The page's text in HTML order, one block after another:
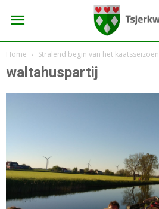
Home Stralend begin van het kaatsseizoen
waltahuspartij